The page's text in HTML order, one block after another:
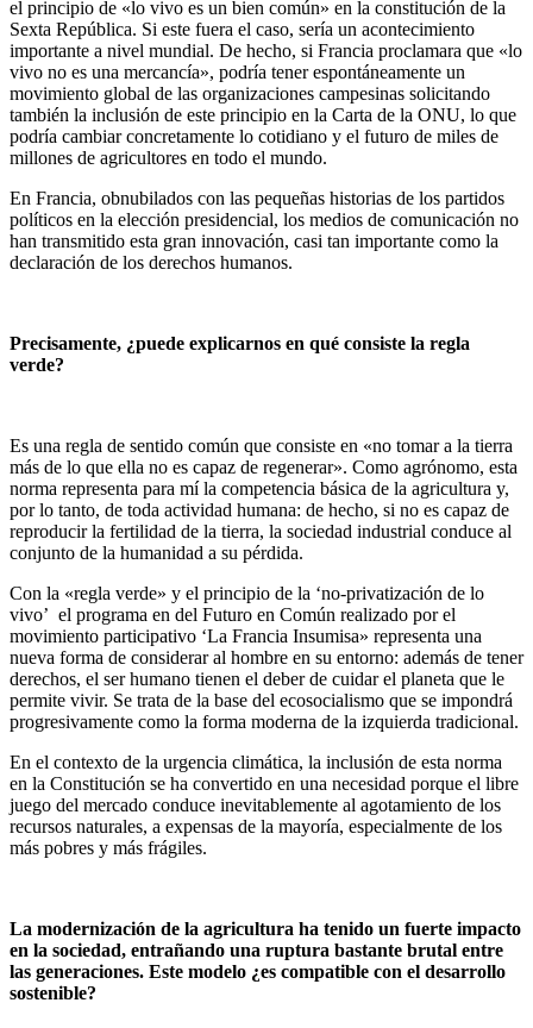
el principio de «lo vivo es un bien común» en la constitución de la
Sexta República. Si este fuera el caso, sería un acontecimiento
importante a nivel mundial. De hecho, si Francia proclamara que «lo
vivo no es una mercancía», podría tener espontáneamente un
movimiento global de las organizaciones campesinas solicitando
también la inclusión de este principio en la Carta de la ONU, lo que
podría cambiar concretamente lo cotidiano y el futuro de miles de
millones de agricultores en todo el mundo.
En Francia, obnubilados con las pequeñas historias de los partidos
políticos en la elección presidencial, los medios de comunicación no
han transmitido esta gran innovación, casi tan importante como la
declaración de los derechos humanos.
Precisamente, ¿puede explicarnos en qué consiste la regla
verde?
Es una regla de sentido común que consiste en «no tomar a la tierra
más de lo que ella no es capaz de regenerar». Como agrónomo, esta
norma representa para mí la competencia básica de la agricultura y,
por lo tanto, de toda actividad humana: de hecho, si no es capaz de
reproducir la fertilidad de la tierra, la sociedad industrial conduce al
conjunto de la humanidad a su pérdida.
Con la «regla verde» y el principio de la ‘no-privatización de lo
vivo’ el programa en del Futuro en Común realizado por el
movimiento participativo ‘La Francia Insumisa» representa una
nueva forma de considerar al hombre en su entorno: además de tener
derechos, el ser humano tienen el deber de cuidar el planeta que le
permite vivir. Se trata de la base del ecosocialismo que se impondrá
progresivamente como la forma moderna de la izquierda tradicional.
En el contexto de la urgencia climática, la inclusión de esta norma
en la Constitución se ha convertido en una necesidad porque el libre
juego del mercado conduce inevitablemente al agotamiento de los
recursos naturales, a expensas de la mayoría, especialmente de los
más pobres y más frágiles.
La modernización de la agricultura ha tenido un fuerte impacto
en la sociedad, entrañando una ruptura bastante brutal entre
las generaciones. Este modelo ¿es compatible con el desarrollo
sostenible?